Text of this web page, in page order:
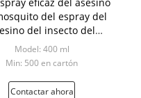
del espray del
del insecto del
control de parásito
Model: 400 ml
Min: 500 en cartón
Contactar ahora